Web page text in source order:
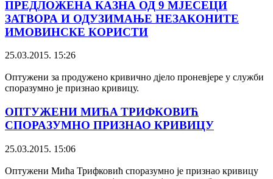
ПРЕДЛОЖЕНА КАЗНА ОД 9 МЈЕСЕЦИ
ЗАТВОРА И ОДУЗИМАЊЕ НЕЗАКОНИТЕ
ИМОВИНСКЕ КОРИСТИ
25.03.2015. 15:26
Оптужени за продужено кривично дјело проневјере у служби
споразумно је признао кривицу.
ОПТУЖЕНИ МИЋA ТРИФКОВИЋ
СПОРАЗУМНО ПРИЗНАО КРИВИЦУ
25.03.2015. 15:06
Оптужени Мића Трифковић споразумно је признао кривицу